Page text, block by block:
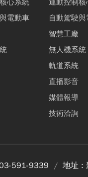
心系統
電動車
運動控制核
自動駕駛
智慧工廠
無人機系統
軌道系統
直播影音
媒體報導
技術洽詢
591-9339 地址 :